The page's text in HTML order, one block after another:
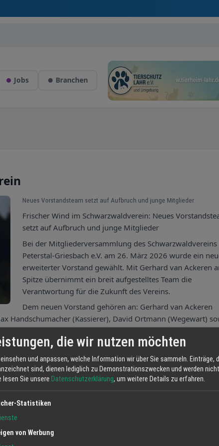
Jobs Branchen
Neues Vorstandsteam setzt auf Aufbruch und junge Mitglieder
Frischer Wind im Schwarzwaldverein: Neues
setzt auf Aufbruch und junge Mitglieder
Bei der Mitgliederversammlung des Schwarzwaldvereins
Peterstal-Griesbach e.V. am 26. März 2026 wurde ein
erweiterter Vorstand gewählt. Mit Gerhard van Ackeren
Spitze übernimmt ein breit aufgestelltes Team die
Verantwortung für die Zukunft des Vereins.
Dem neuen Vorstand gehören an: Gerhard van Ackeren
Handschumacher (Kassierer), David Ortmann (Wegewart)
Der Verein möchte künftig mehr Menschen
sind Aktivitäten und Angebote, die Heimat, Natur und
für ein jüngeres Publikum attraktiv sind.
der gelben Raute Wege, sowie der Fernwanderwege, die sich
Bad Peterstal-Griesbach befinden. Diese zertifizierten
und ziehen Jahr für Jahr zahlreiche Gäste in die Region.
sind, ist das Verdienst des ehrenamtlichen
die wir nutzen möchten
einsehen und anpassen, welche Information wir über Sie sammeln. Einträge,
sind, dienen lediglich zu Demonstrationszwecken und werden
lesen Sie unsere Datenschutzerklärung, um weitere Details zu erfahren.
Statistiken
von Werbung